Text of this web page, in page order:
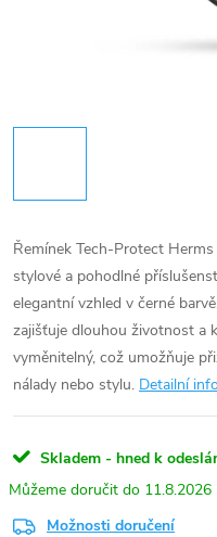
Řemínek Tech-Protect
stylové a pohodlné
elegantní vzhled v černé
zajišťuje dlouhou životnost a
vyměnitelný, což umožňuje
nálady nebo stylu. Detailní
Skladem - hned k
11.8.2026
Možnosti doručení